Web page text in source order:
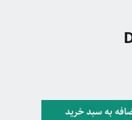
به سبد خرید